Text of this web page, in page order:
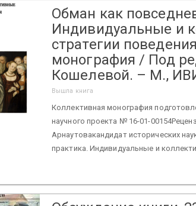
Обман как
Индивидуальные и
стратегии
монография / Под
Кошелевой. – М.,
Вышла книга
Коллективная монография
научного проекта № 16-01-
Арнаутовакандидат исторических
практика. Индивидуальные и